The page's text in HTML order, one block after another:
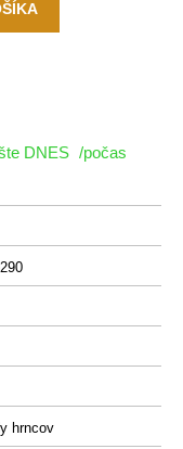
DNES /počas
hrncov